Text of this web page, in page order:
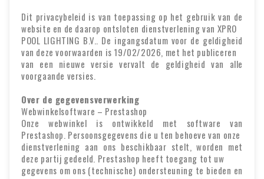
Dit privacybeleid is van toepassing op het gebruik van de
website en de daarop ontsloten dienstverlening van XPRO
POOL LIGHTING B.V.. De ingangsdatum voor de geldigheid
van deze voorwaarden is 19/02/2026, met het publiceren
van een nieuwe versie vervalt de geldigheid van alle
voorgaande versies.
Over de gegevensverwerking
Webwinkelsoftware – Prestashop
Onze webwinkel is ontwikkeld met software van
Prestashop. Persoonsgegevens die u ten behoeve van onze
dienstverlening aan ons beschikbaar stelt, worden met
deze partij gedeeld. Prestashop heeft toegang tot uw
gegevens om ons (technische) ondersteuning te bieden en